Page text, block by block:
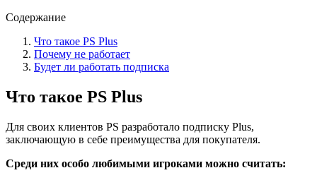
Содержание
Что такое PS Plus
Почему не работает
Будет ли работать подписка
Что такое PS Plus
Для своих клиентов PS разработало подписку Plus,
заключающую в себе преимущества для покупателя.
Среди них особо любимыми игроками можно считать: